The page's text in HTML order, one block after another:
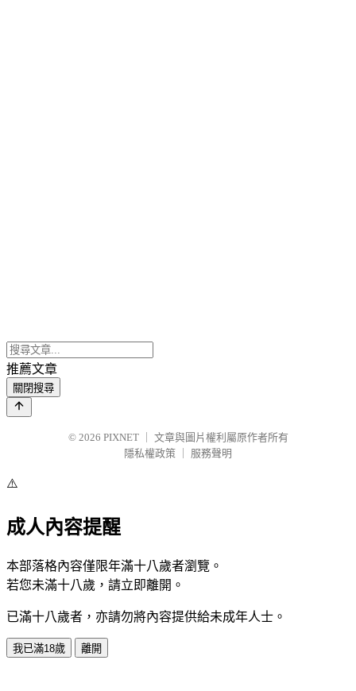
推薦文章
關閉搜尋
© 2026 PIXNET
文章與圖片權利屬原作者所有
隱私權政策
服務聲明
⚠️
成人內容提醒
本部落格內容僅限年滿十八歲者瀏覽。
若您未滿十八歲，請立即離開。
已滿十八歲者，亦請勿將內容提供給未成年人士。
我已滿18歲 離開